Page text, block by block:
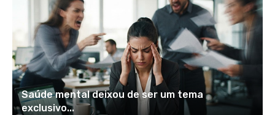
Saúde mental deixou de ser um tema
exclusivo...